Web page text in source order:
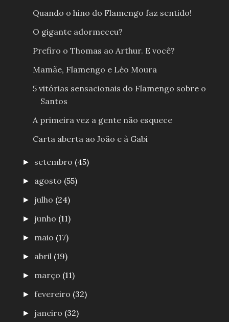
Quando o hino do Flamengo faz sentido!
O gigante adormeceu?
Prefiro o Thomas ao Arthur. E você?
Mamãe, Flamengo e Léo Moura
5 vitórias sensacionais do Flamengo sobre o
Santos
A primeira vez a gente não esquece
Carta aberta ao João e à Gabi
► setembro (45)
► agosto (55)
► julho (24)
► junho (11)
► maio (17)
► abril (19)
► março (11)
►fevereiro (32)
► janeiro (32)